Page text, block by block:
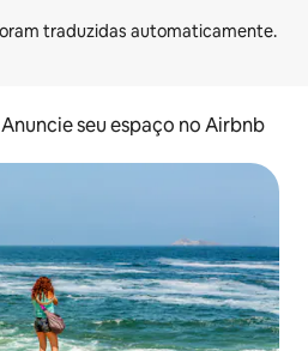
Anuncie seu espaço no Airbnb